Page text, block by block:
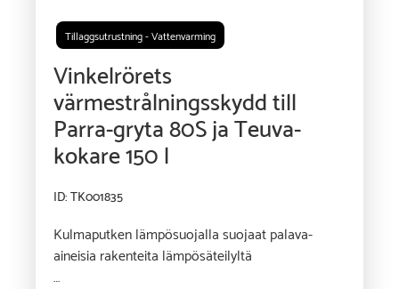
Tillaggsutrustning - Vattenvarming
Vinkelrörets
värmestrålningsskydd till
Parra-gryta 80S ja Teuva-
kokare 150 l
ID: TK001835
Kulmaputken lämpösuojalla suojaat palava-
aineisia rakenteita lämpösäteilyltä
…